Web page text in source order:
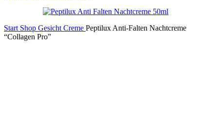
Start Shop Gesicht Creme Peptilux Anti-Falten Nachtcreme
“Collagen Pro”